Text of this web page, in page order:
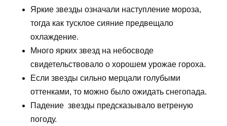
Яркие звезды означали наступление мороза,
тогда как тусклое сияние предвещало
охлаждение.
Много ярких звезд на небосводе
свидетельствовало о хорошем урожае гороха.
Если звезды сильно мерцали голубыми
оттенками, то можно было ожидать снегопада.
Падение звезды предсказывало ветреную
погоду.